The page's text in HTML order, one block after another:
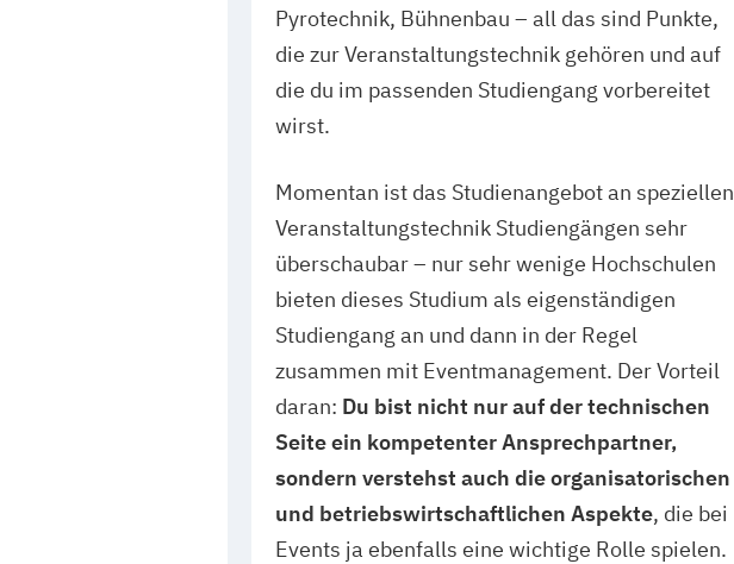
Pyrotechnik, Bühnenbau – all das sind Punkte,
die zur Veranstaltungstechnik gehören und auf
die du im passenden Studiengang vorbereitet
wirst.
Momentan ist das Studienangebot an speziellen
Veranstaltungstechnik Studiengängen sehr
überschaubar – nur sehr wenige Hochschulen
bieten dieses Studium als eigenständigen
Studiengang an und dann in der Regel
zusammen mit Eventmanagement. Der Vorteil
daran: Du bist nicht nur auf der technischen
Seite ein kompetenter Ansprechpartner,
sondern verstehst auch die organisatorischen
und betriebswirtschaftlichen Aspekte, die bei
Events ja ebenfalls eine wichtige Rolle spielen.